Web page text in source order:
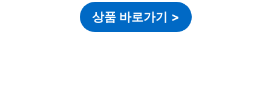
상품 바로가기 >